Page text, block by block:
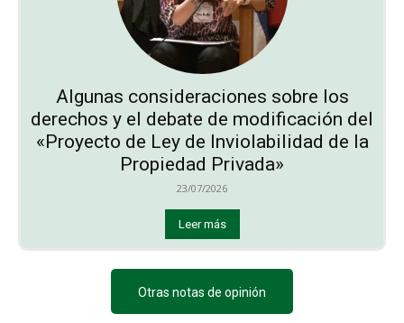
Algunas consideraciones sobre los
derechos y el debate de modificación del
«Proyecto de Ley de Inviolabilidad de la
Propiedad Privada»
23/07/2026
Leer más
Otras notas de opinión